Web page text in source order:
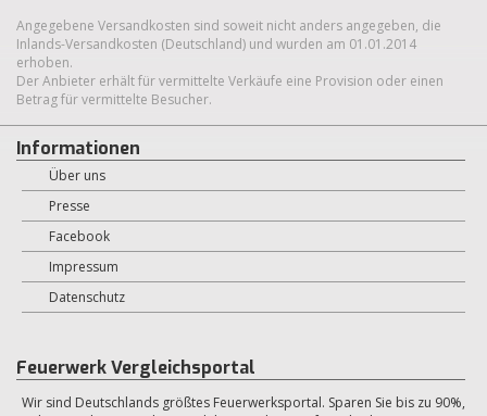
Angegebene Versandkosten sind soweit nicht anders angegeben, die
Inlands-Versandkosten (Deutschland) und wurden am 01.01.2014
erhoben.
Der Anbieter erhält für vermittelte Verkäufe eine Provision oder einen
Betrag für vermittelte Besucher.
Informationen
Über uns
Presse
Facebook
Impressum
Datenschutz
Feuerwerk Vergleichsportal
Wir sind Deutschlands größtes Feuerwerksportal. Sparen Sie bis zu 90%,